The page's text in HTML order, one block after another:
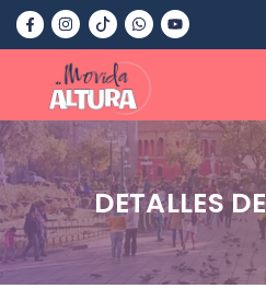
Saltar
contenido
DETALLES